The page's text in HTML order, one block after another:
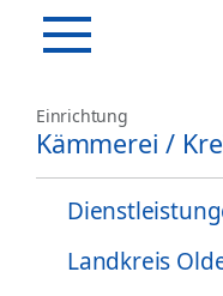
Einrichtung
Kämmerei /
Landkreis